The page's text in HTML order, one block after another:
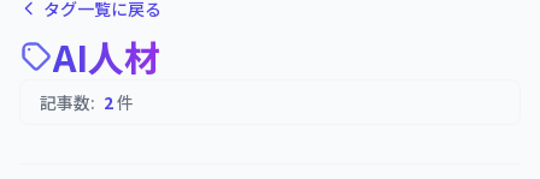
タグ一覧に戻る
AI人材
記事数: 2件